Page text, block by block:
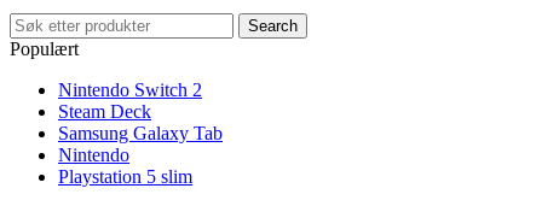
Search
Populært
Nintendo Switch 2
Steam Deck
Samsung Galaxy Tab
Nintendo
Playstation 5 slim